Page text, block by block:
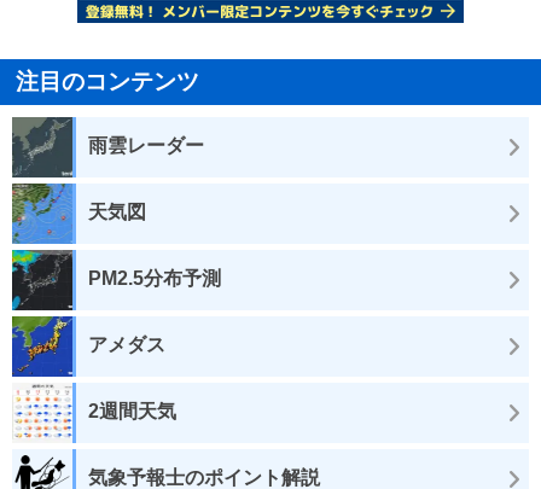
注目のコンテンツ
雨雲レーダー
天気図
PM2.5分布予測
アメダス
2週間天気
気象予報士のポイント解説